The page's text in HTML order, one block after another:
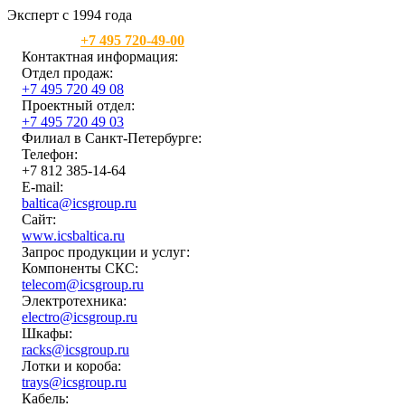
Эксперт с 1994 года
+7 495 720-49-00
Контактная информация:
Отдел продаж:
+7 495 720 49 08
Проектный отдел:
+7 495 720 49 03
Филиал в Санкт-Петербурге:
Телефон:
+7 812 385-14-64
E-mail:
baltica@icsgroup.ru
Сайт:
www.icsbaltica.ru
Запрос продукции и услуг:
Компоненты СКС:
telecom@icsgroup.ru
Электротехника:
electro@icsgroup.ru
Шкафы:
racks@icsgroup.ru
Лотки и короба:
trays@icsgroup.ru
Кабель: